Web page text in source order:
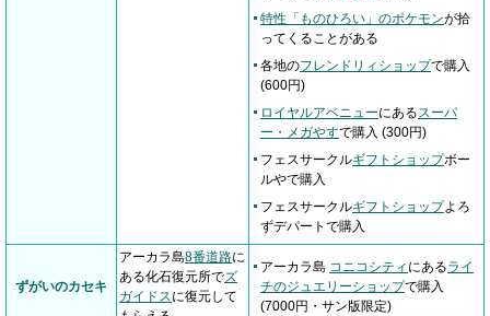
特性「ものひろい」のポケモンが拾
ってくることがある
各地のフレンドリィショップで購入
(600円)
ロイヤルアベニューにあるスーパ
ー・メガやすで購入 (300円)
フェスサークルギフトショップボー
ルやで購入
フェスサークルギフトショップよろ
ずデパートで購入
ずがいのカセキ
アーカラ島8番道路に
ある化石復元所でズ
ガイドスに復元して
アーカラ島 コニコシティ にあるライ
チのジュエリーショップで購入
(7000円・サン版限定)